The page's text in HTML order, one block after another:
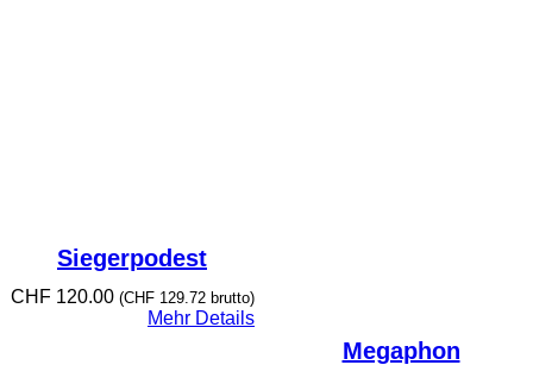
Siegerpodest
CHF120.00 (CHF129.72brutto)
Mehr Details
Megaphon